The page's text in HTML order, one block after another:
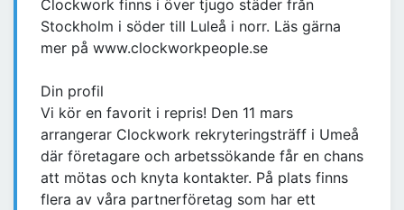
Clockwork finns i över tjugo städer från
Stockholm i söder till Luleå i norr. Läs gärna
mer på www.clockworkpeople.se
Din profil
Vi kör en favorit i repris! Den 11 mars
arrangerar Clockwork rekryteringsträff i Umeå
där företagare och arbetssökande får en chans
att mötas och knyta kontakter. På plats finns
flera av våra partnerföretag som har ett